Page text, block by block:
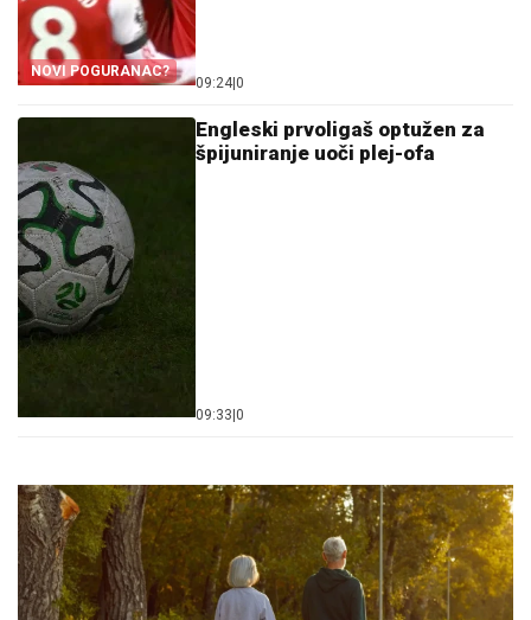
NOVI POGURANAC?
09:24 0
Engleski prvoligaš optužen za
špijuniranje uoči plej-ofa
09:33 0